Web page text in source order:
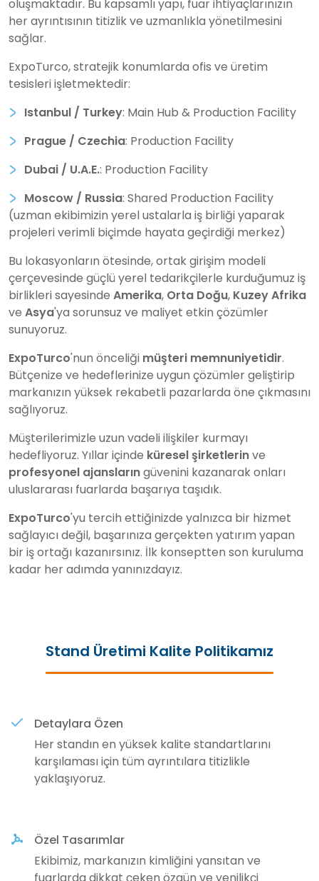
oluşmaktadır. Bu kapsamlı yapı, fuar ihtiyaçlarınızın
her ayrıntısının titizlik ve uzmanlıkla yönetilmesini
sağlar.
ExpoTurco, stratejik konumlarda ofis ve üretim
tesisleri işletmektedir:
Istanbul / Turkey: Main Hub & Production Facility
Prague / Czechia: Production Facility
Dubai / U.A.E.: Production Facility
Moscow / Russia: Shared Production Facility
(uzman ekibimizin yerel ustalarla iş birliği yaparak
projeleri verimli biçimde hayata geçirdiği merkez)
Bu lokasyonların ötesinde, ortak girişim modeli
çerçevesinde güçlü yerel tedarikçilerle kurduğumuz iş
birlikleri sayesinde Amerika, Orta Doğu, Kuzey Afrika
ve Asya'ya sorunsuz ve maliyet etkin çözümler
sunuyoruz.
ExpoTurco'nun önceliği müşteri memnuniyetidir.
Bütçenize ve hedeflerinize uygun çözümler geliştirip
markanızın yüksek rekabetli pazarlarda öne çıkmasını
sağlıyoruz.
Müşterilerimizle uzun vadeli ilişkiler kurmayı
hedefliyoruz. Yıllar içinde küresel şirketlerinve
profesyonel ajanslarıngüvenini kazanarak onları
uluslararası fuarlarda başarıya taşıdık.
ExpoTurco'yu tercih ettiğinizde yalnızca bir hizmet
sağlayıcı değil, başarınıza gerçekten yatırım yapan
bir iş ortağı kazanırsınız. İlk konseptten son kuruluma
kadar her adımda yanınızdayız.
Stand Üretimi Kalite Politikamız
Detaylara Özen
Her standın en yüksek kalite standartlarını
karşılaması için tüm ayrıntılara titizlikle
yaklaşıyoruz.
Özel Tasarımlar
Ekibimiz, markanızın kimliğini yansıtan ve